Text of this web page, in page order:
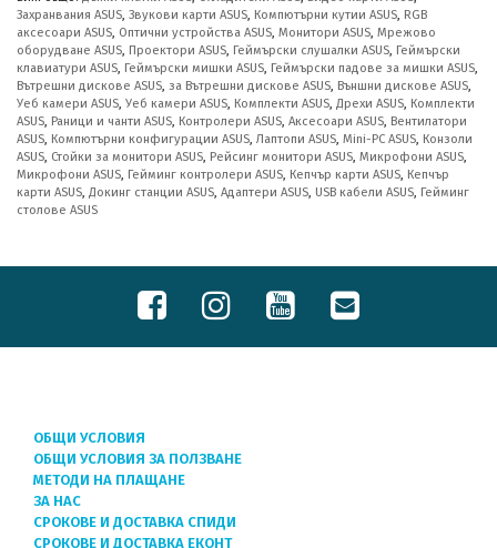
Захранвания ASUS, Звукови карти ASUS, Компютърни кутии ASUS, RGB
аксесоари ASUS, Оптични устройства ASUS, Монитори ASUS, Мрежово
оборудване ASUS, Проектори ASUS, Геймърски слушалки ASUS, Геймърски
клавиатури ASUS, Геймърски мишки ASUS, Геймърски падове за мишки ASUS,
Вътрешни дискове ASUS, за Вътрешни дискове ASUS, Външни дискове ASUS,
Уеб камери ASUS, Уеб камери ASUS, Комплекти ASUS, Дрехи ASUS, Комплекти
ASUS, Раници и чанти ASUS, Контролери ASUS, Аксесоари ASUS, Вентилатори
ASUS, Компютърни конфигурации ASUS, Лаптопи ASUS, Mini-PC ASUS, Конзоли
ASUS, Стойки за монитори ASUS, Рейсинг монитори ASUS, Микрофони ASUS,
Микрофони ASUS, Гейминг контролери ASUS, Кепчър карти ASUS, Кепчър
карти ASUS, Докинг станции ASUS, Адаптери ASUS, USB кабели ASUS, Гейминг
столове ASUS
ОБЩИ УСЛОВИЯ
ОБЩИ УСЛОВИЯ ЗА ПОЛЗВАНЕ
МЕТОДИ НА ПЛАЩАНЕ
ЗА НАС
СРОКОВЕ И ДОСТАВКА СПИДИ
СРОКОВЕ И ДОСТАВКА ЕКОНТ